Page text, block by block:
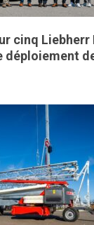
cinq Liebherr